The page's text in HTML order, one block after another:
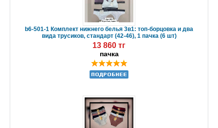
b6-501-1 Комплект нижнего белья 3в1: топ-борцовка и два
вида трусиков, стандарт (42-46), 1 пачка (6 шт)
13 860 тг
пачка